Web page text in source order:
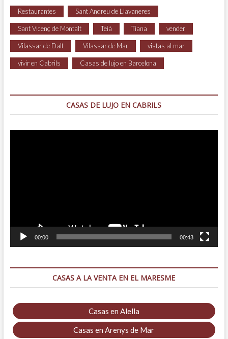
Restaurantes Sant Andreu de Llavaneres
Sant Vicenç de Montalt Teià Tiana vender
Vilassar de Dalt Vilassar de Mar vistas al mar
vivir en Cabrils Casas de lujo en Barcelona
CASAS DE LUJO EN CABRILS
00:00 00:43
CASAS A LA VENTA EN EL MARESME
Casas en Alella
Casas en Arenys de Mar